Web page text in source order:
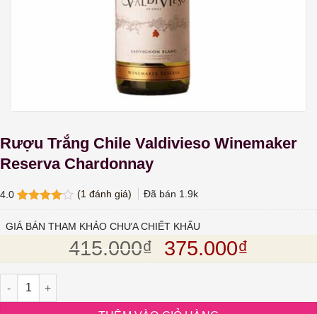
Rượu Trắng Chile Valdivieso Winemaker
Reserva Chardonnay
4.0
5 dựa
(1 đánh giá) Đã bán 1.9k
GIÁ BÁN THAM KHẢO CHƯA CHIẾT KHẤU
415.000₫ Giá gốc là:
375.000₫
Rượu Trắng Chile Valdivieso Winemaker Reserva Chardonnay